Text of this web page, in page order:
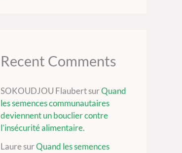
Recent Comments
SOKOUDJOU FlaubertsurQuand
les semences communautaires
deviennent un bouclier contre
l’insécurité alimentaire.
LauresurQuand les semences